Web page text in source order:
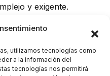
utilizamos tecnologías como
a la información del
tecnologías nos permitirá
y exigente.
solo en la atracción y
en el compromiso
Adaptarse a las
una cultura